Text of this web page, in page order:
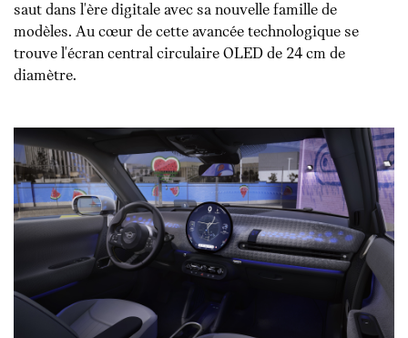
saut dans l'ère digitale avec sa nouvelle famille de
modèles. Au cœur de cette avancée technologique se
trouve l'écran central circulaire OLED de 24 cm de
diamètre.